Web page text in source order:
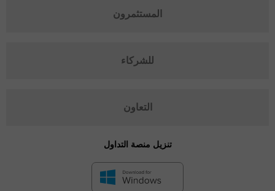
المستثمرون
للشركاء
التعاون
تنزيل منصة التداول